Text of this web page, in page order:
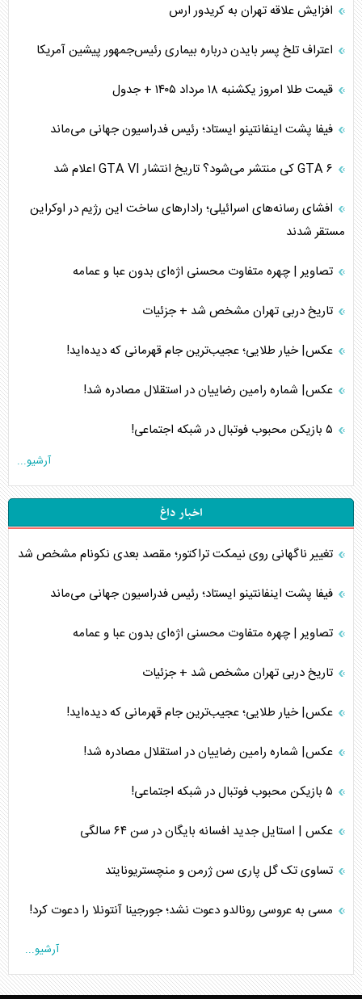
افزایش علاقه تهران به کریدور ارس
اعتراف تلخ پسر بایدن درباره بیماری رئیس‌جمهور پیشین آمریکا
قیمت طلا امروز یکشنبه ۱۸ مرداد ۱۴۰۵ + جدول
فیفا پشت اینفانتینو ایستاد؛ رئیس فدراسیون جهانی می‌ماند
افشای رسانه‌های اسرائیلی؛ رادارهای ساخت این رژیم در اوکراین
مستقر شدند
تصاویر | چهره متفاوت محسنی اژه‌ای بدون عبا و عمامه
تاریخ دربی تهران مشخص شد + جزئیات
عکس| خیار طلایی؛ عجیب‌ترین جام قهرمانی که دیده‌اید!
عکس| شماره رامین رضاییان در استقلال مصادره شد!
آرشیو...
اخبار داغ
تغییر ناگهانی روی نیمکت تراکتور؛ مقصد بعدی نکونام مشخص شد
فیفا پشت اینفانتینو ایستاد؛ رئیس فدراسیون جهانی می‌ماند
تصاویر | چهره متفاوت محسنی اژه‌ای بدون عبا و عمامه
تاریخ دربی تهران مشخص شد + جزئیات
عکس| خیار طلایی؛ عجیب‌ترین جام قهرمانی که دیده‌اید!
عکس| شماره رامین رضاییان در استقلال مصادره شد!
عکس | استایل جدید افسانه بایگان در سن ۶۴ سالگی
تساوی تک گل پاری سن ژرمن و منچستریونایتد
مسی به عروسی رونالدو دعوت نشد؛ جورجینا آنتونلا را دعوت کرد!
آرشیو...